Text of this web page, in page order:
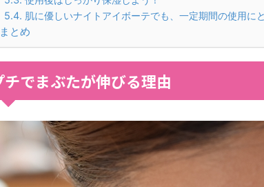
肌に優しいナイトアイボーテでも、一定期間の使用に
まとめ
チでまぶたが伸びる理由